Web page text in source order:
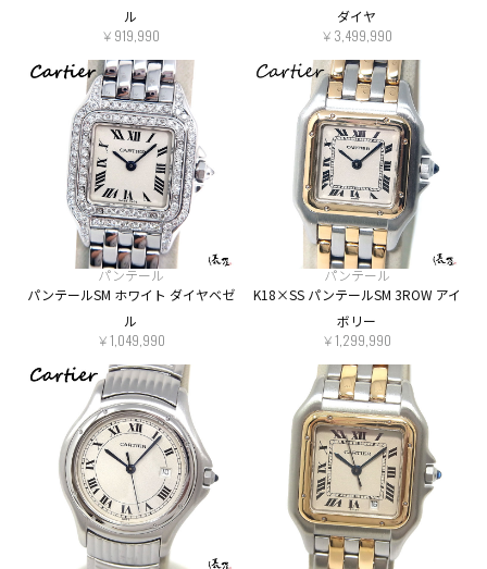
ル
￥919,990
ダイヤ
￥3,499,990
パンテール
パンテールSM ホワイト ダイヤベゼ
ル
￥1,049,990
パンテール
K18×SS パンテールSM 3ROW アイ
ボリー
￥1,299,990